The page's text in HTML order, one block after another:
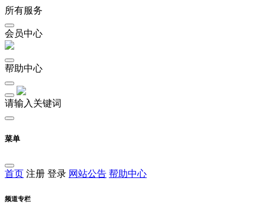
所有服务
会员中心
帮助中心
请输入关键词
菜单
首页 注册 登录 网站公告 帮助中心
频道专栏